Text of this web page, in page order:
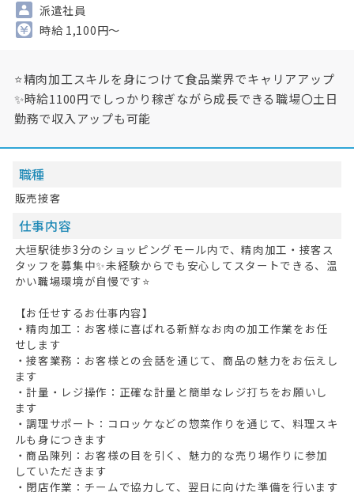
派遣社員
時給 1,100円～
⭐精肉加工スキルを身につけて食品業界でキャリアアップ
✨時給1100円でしっかり稼ぎながら成長できる職場〇土日
勤務で収入アップも可能
職種
販売接客
仕事内容
大垣駅徒歩3分のショッピングモール内で、精肉加工・接客ス
タッフを募集中✨未経験からでも安心してスタートできる、温
かい職場環境が自慢です⭐
【お任せするお仕事内容】
・精肉加工：お客様に喜ばれる新鮮なお肉の加工作業をお任
せします
・接客業務：お客様との会話を通じて、商品の魅力をお伝えし
ます
・計量・レジ操作：正確な計量と簡単なレジ打ちをお願いし
ます
・調理サポート：コロッケなどの惣菜作りを通じて、料理スキ
ルも身につきます
・商品陳列：お客様の目を引く、魅力的な売り場作りに参加
していただきます
・閉店作業：チームで協力して、翌日に向けた準備を行います